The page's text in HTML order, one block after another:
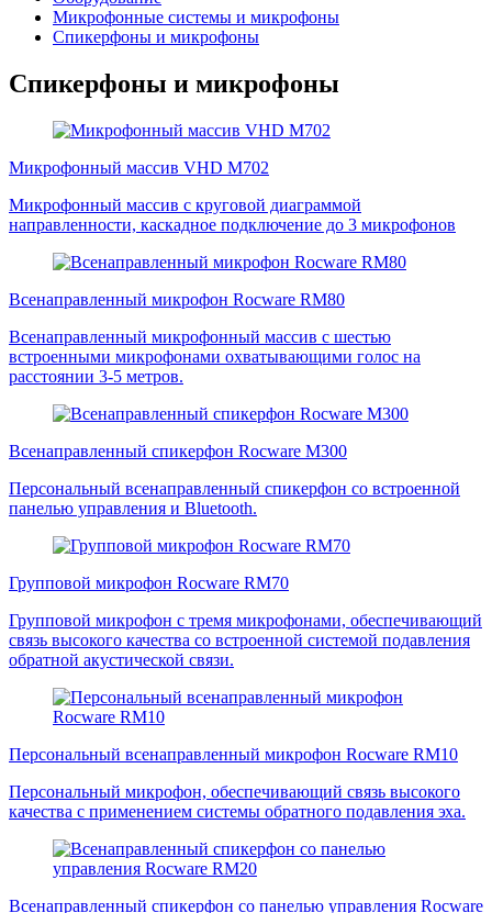
Микрофонные системы и микрофоны
Спикерфоны и микрофоны
Спикерфоны и микрофоны
Микрофонный массив VHD M702
Микрофонный массив с круговой диаграммой
направленности, каскадное подключение до 3 микрофонов
Всенаправленный микрофон Rocware RM80
Всенаправленный микрофонный массив с шестью
встроенными микрофонами охватывающими голос на
расстоянии 3-5 метров.
Всенаправленный спикерфон Rocware M300
Персональный всенаправленный спикерфон со встроенной
панелью управления и Bluetooth.
Групповой микрофон Rocware RM70
Групповой микрофон с тремя микрофонами, обеспечивающий
связь высокого качества со встроенной системой подавления
обратной акустической связи.
Персональный всенаправленный микрофон Rocware RM10
Персональный микрофон, обеспечивающий связь высокого
качества с применением системы обратного подавления эха.
Всенаправленный спикерфон со панелью управления Rocware